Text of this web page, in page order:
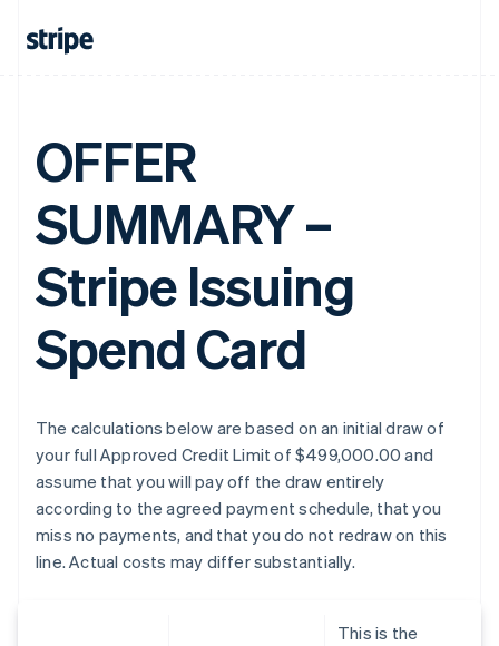
OFFER
SUMMARY –
Stripe Issuing
Spend Card
The calculations below are based on an initial draw of
your full Approved Credit Limit of $499,000.00 and
assume that you will pay off the draw entirely
according to the agreed payment schedule, that you
miss no payments, and that you do not redraw on this
line. Actual costs may differ substantially.
This is the